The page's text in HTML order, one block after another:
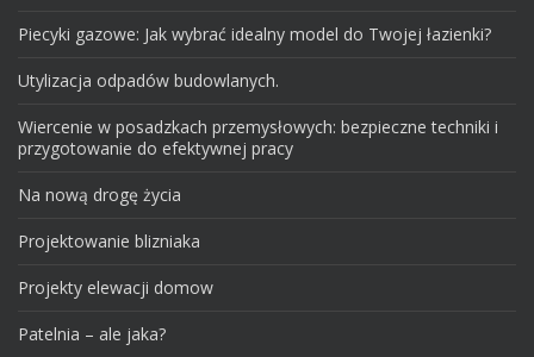
Piecyki gazowe: Jak wybrać idealny model do Twojej łazienki?
Utylizacja odpadów budowlanych.
Wiercenie w posadzkach przemysłowych: bezpieczne techniki i
przygotowanie do efektywnej pracy
Na nową drogę życia
Projektowanie blizniaka
Projekty elewacji domow
Patelnia – ale jaka?